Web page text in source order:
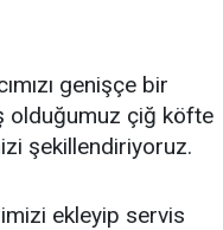
genişçe bir
olduğumuz çiğ köfte
şekillendiriyoruz.
ekleyip servis